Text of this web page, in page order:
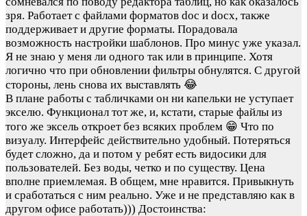
зря. Работает с файлами форматов doc и docx, также
поддерживает и другие форматы. Порадовала
возможность настройки шаблонов. Про минус уже указал.
Я не знаю у меня ли одного так или в принципе. Хотя
логично что при обновлении фильтры обнулятся. С другой
стороны, лень снова их выставлять 😂
В плане работы с табличками он ни капельки не уступает
экселю. Функционал тот же, и, кстати, старые файлы из
того же эксель откроет без всяких проблем 😁 Что по
визуалу. Интерфейс действительно удобный. Потеряться
будет сложно, да и потом у ребят есть видосики для
пользователей. Без воды, четко и по существу. Цена
вполне приемлемая. В общем, мне нравится. Привыкнуть
и сработаться с ним реально. Уже и не представляю как в
другом офисе работать))) Достоинства: